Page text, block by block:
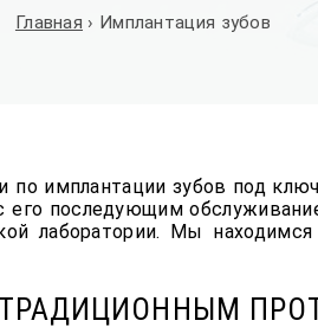
Главная › Имплантация зубов
по имплантации зубов под
его последующим
лаборатории. Мы